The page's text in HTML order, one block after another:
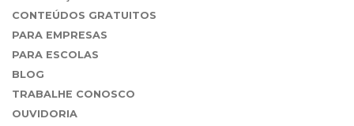
CONTEÚDOS GRATUITOS
PARA EMPRESAS
PARA ESCOLAS
BLOG
TRABALHE CONOSCO
OUVIDORIA